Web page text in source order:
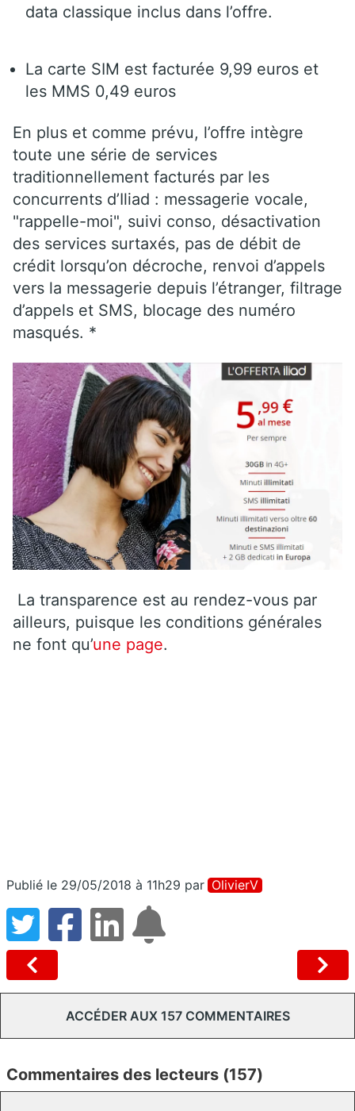
data classique inclus dans l’offre.
La carte SIM est facturée 9,99 euros et
les MMS 0,49 euros
En plus et comme prévu, l’offre intègre
toute une série de services
traditionnellement facturés par les
concurrents d’Iliad : messagerie vocale,
"rappelle-moi", suivi conso, désactivation
des services surtaxés, pas de débit de
crédit lorsqu’on décroche, renvoi d’appels
vers la messagerie depuis l’étranger, filtrage
d’appels et SMS, blocage des numéro
masqués. *
La transparence est au rendez-vous par
ailleurs, puisque les conditions générales
ne font qu’une page.
Publié le 29/05/2018 à 11h29 par OlivierV
ACCÉDER AUX 157 COMMENTAIRES
Commentaires des lecteurs (157)